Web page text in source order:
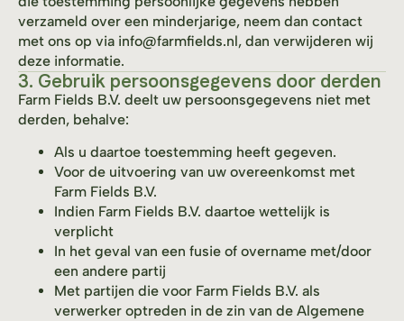
verzameld over een minderjarige, neem dan contact
met ons op via info@farmfields.nl, dan verwijderen wij
deze informatie.
3. Gebruik persoonsgegevens door derden
Farm Fields B.V. deelt uw persoonsgegevens niet met
derden, behalve:
Als u daartoe toestemming heeft gegeven.
Voor de uitvoering van uw overeenkomst met
Farm Fields B.V.
Indien Farm Fields B.V. daartoe wettelijk is
verplicht
In het geval van een fusie of overname met/door
een andere partij
Met partijen die voor Farm Fields B.V. als
verwerker optreden in de zin van de Algemene